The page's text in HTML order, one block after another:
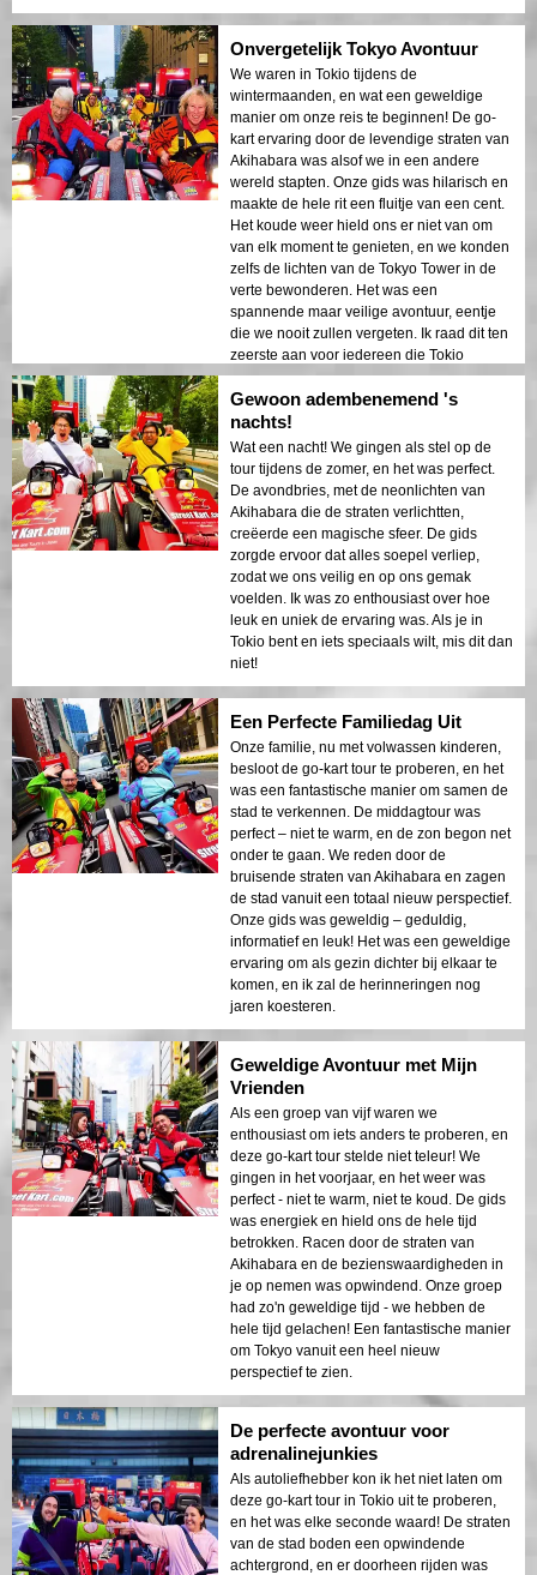
Onvergetelijk Tokyo Avontuur
We waren in Tokio tijdens de
wintermaanden, en wat een geweldige
manier om onze reis te beginnen! De go-
kart ervaring door de levendige straten van
Akihabara was alsof we in een andere
wereld stapten. Onze gids was hilarisch en
maakte de hele rit een fluitje van een cent.
Het koude weer hield ons er niet van om
van elk moment te genieten, en we konden
zelfs de lichten van de Tokyo Tower in de
verte bewonderen. Het was een
spannende maar veilige avontuur, eentje
die we nooit zullen vergeten. Ik raad dit ten
zeerste aan voor iedereen die Tokio
bezoekt!
Gewoon adembenemend 's
nachts!
Wat een nacht! We gingen als stel op de
tour tijdens de zomer, en het was perfect.
De avondbries, met de neonlichten van
Akihabara die de straten verlichtten,
creëerde een magische sfeer. De gids
zorgde ervoor dat alles soepel verliep,
zodat we ons veilig en op ons gemak
voelden. Ik was zo enthousiast over hoe
leuk en uniek de ervaring was. Als je in
Tokio bent en iets speciaals wilt, mis dit dan
niet!
Een Perfecte Familiedag Uit
Onze familie, nu met volwassen kinderen,
besloot de go-kart tour te proberen, en het
was een fantastische manier om samen de
stad te verkennen. De middagtour was
perfect – niet te warm, en de zon begon net
onder te gaan. We reden door de
bruisende straten van Akihabara en zagen
de stad vanuit een totaal nieuw perspectief.
Onze gids was geweldig – geduldig,
informatief en leuk! Het was een geweldige
ervaring om als gezin dichter bij elkaar te
komen, en ik zal de herinneringen nog
jaren koesteren.
Geweldige Avontuur met Mijn
Vrienden
Als een groep van vijf waren we
enthousiast om iets anders te proberen, en
deze go-kart tour stelde niet teleur! We
gingen in het voorjaar, en het weer was
perfect - niet te warm, niet te koud. De gids
was energiek en hield ons de hele tijd
betrokken. Racen door de straten van
Akihabara en de bezienswaardigheden in
je op nemen was opwindend. Onze groep
had zo'n geweldige tijd - we hebben de
hele tijd gelachen! Een fantastische manier
om Tokyo vanuit een heel nieuw
perspectief te zien.
De perfecte avontuur voor
adrenalinejunkies
Als autoliefhebber kon ik het niet laten om
deze go-kart tour in Tokio uit te proberen,
en het was elke seconde waard! De straten
van de stad boden een opwindende
achtergrond, en er doorheen rijden was